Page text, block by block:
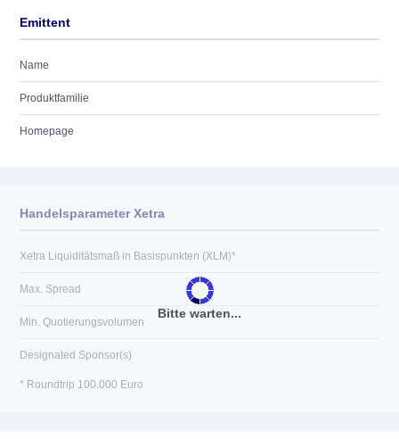
Emittent
Name
Produktfamilie
Homepage
Bitte warten...
Handelsparameter Xetra
Xetra Liquiditätsmaß in Basispunkten (XLM)*
Max. Spread
Min. Quotierungsvolumen
Designated Sponsor(s)
* Roundtrip 100.000 Euro